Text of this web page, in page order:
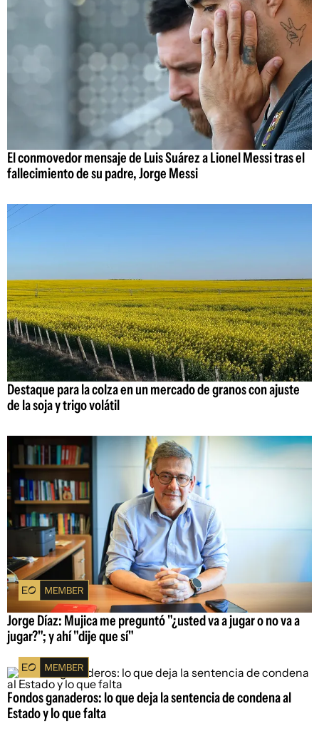
El conmovedor mensaje de Luis Suárez a Lionel Messi tras el
fallecimiento de su padre, Jorge Messi
Destaque para la colza en un mercado de granos con ajuste
de la soja y trigo volátil
Jorge Díaz: Mujica me preguntó "¿usted va a jugar o no va a
jugar?"; y ahí "dije que sí"
Fondos ganaderos: lo que deja la sentencia de condena al
Estado y lo que falta